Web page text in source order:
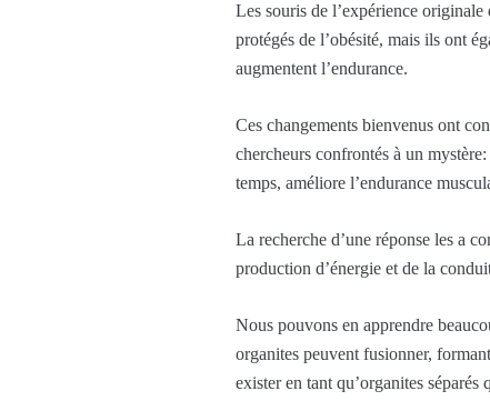
Les souris de l’expérience
protégés de l’obésité, mais ils ont
augmentent l’endurance.
Ces changements bienvenus ont
chercheurs confrontés à un
temps, améliore l’endurance
La recherche d’une réponse les a
production d’énergie et de la
Nous pouvons en apprendre
organites peuvent fusionner,
exister en tant qu’organites